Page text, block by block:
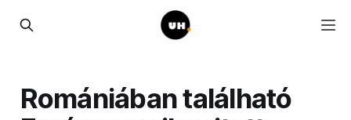
Romániában található